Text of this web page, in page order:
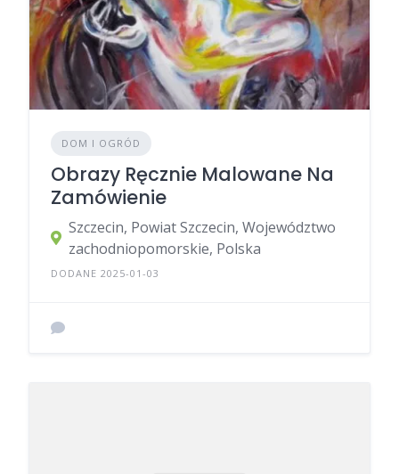
DOM I OGRÓD
Obrazy Ręcznie Malowane Na
Zamówienie
Szczecin, Powiat Szczecin, Województwo
zachodniopomorskie, Polska
DODANE 2025-01-03